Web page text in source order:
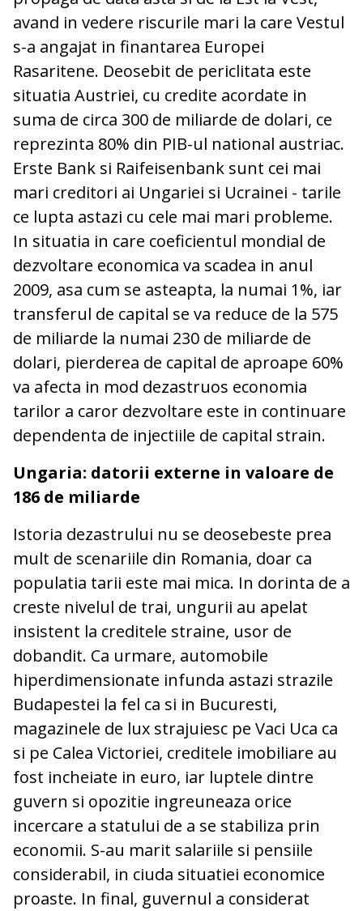
avand in vedere riscurile mari la care Vestul
s-a angajat in finantarea Europei
Rasaritene. Deosebit de periclitata este
situatia Austriei, cu credite acordate in
suma de circa 300 de miliarde de dolari, ce
reprezinta 80% din PIB-ul national austriac.
Erste Bank si Raifeisenbank sunt cei mai
mari creditori ai Ungariei si Ucrainei - tarile
ce lupta astazi cu cele mai mari probleme.
In situatia in care coeficientul mondial de
dezvoltare economica va scadea in anul
2009, asa cum se asteapta, la numai 1%, iar
transferul de capital se va reduce de la 575
de miliarde la numai 230 de miliarde de
dolari, pierderea de capital de aproape 60%
va afecta in mod dezastruos economia
tarilor a caror dezvoltare este in continuare
dependenta de injectiile de capital strain.
Ungaria: datorii externe in valoare de
186 de miliarde
Istoria dezastrului nu se deosebeste prea
mult de scenariile din Romania, doar ca
populatia tarii este mai mica. In dorinta de a
creste nivelul de trai, ungurii au apelat
insistent la creditele straine, usor de
dobandit. Ca urmare, automobile
hiperdimensionate infunda astazi strazile
Budapestei la fel ca si in Bucuresti,
magazinele de lux strajuiesc pe Vaci Uca ca
si pe Calea Victoriei, creditele imobiliare au
fost incheiate in euro, iar luptele dintre
guvern si opozitie ingreuneaza orice
incercare a statului de a se stabiliza prin
economii. S-au marit salariile si pensiile
considerabil, in ciuda situatiei economice
proaste. In final, guvernul a considerat